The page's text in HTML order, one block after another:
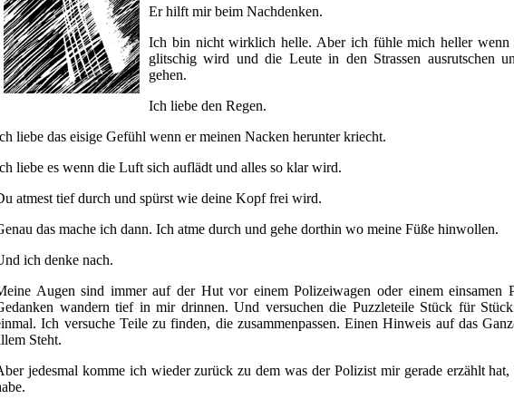
Er hilft mir beim Nachdenken.
Ich bin nicht wirklich helle. Aber ich fühle mich heller wenn
glitschig wird und die Leute in den Strassen ausrutschen
gehen.
Ich liebe den Regen.
liebe das eisige Gefühl wenn er meinen Nacken herunter kriecht.
liebe es wenn die Luft sich auflädt und alles so klar wird.
atmest tief durch und spürst wie deine Kopf frei wird.
das mache ich dann. Ich atme durch und gehe dorthin wo meine Füße hinwollen.
ich denke nach.
Augen sind immer auf der Hut vor einem Polizeiwagen oder einem einsamen
wandern tief in mir drinnen. Und versuchen die Puzzleteile Stück für
Ich versuche Teile zu finden, die zusammenpassen. Einen Hinweis auf das
Steht.
jedesmal komme ich wieder zurück zu dem was der Polizist mir gerade erzählt